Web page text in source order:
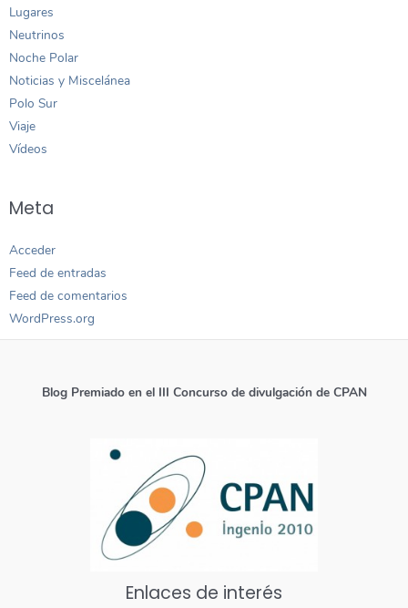
Lugares
Neutrinos
Noche Polar
Noticias y Miscelánea
Polo Sur
Viaje
Vídeos
Meta
Acceder
Feed de entradas
Feed de comentarios
WordPress.org
Blog Premiado en el III Concurso de divulgación de CPAN
Enlaces de interés